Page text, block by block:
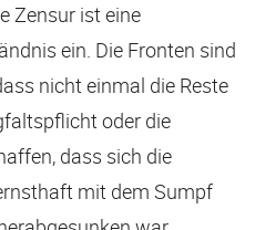
Zensur ist eine
ein. Die Fronten sind
nicht einmal die Reste
oder die
dass sich die
mit dem Sumpf